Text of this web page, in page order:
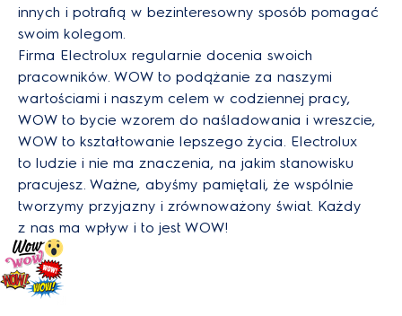
innych i potrafią w bezinteresowny sposób pomagać
swoim kolegom.
Firma Electrolux regularnie docenia swoich
pracowników. WOW to podążanie za naszymi
wartościami i naszym celem w codziennej pracy,
WOW to bycie wzorem do naśladowania i wreszcie,
WOW to kształtowanie lepszego życia. Electrolux
to ludzie i nie ma znaczenia, na jakim stanowisku
pracujesz. Ważne, abyśmy pamiętali, że wspólnie
tworzymy przyjazny i zrównoważony świat. Każdy
z nas ma wpływ i to jest WOW!